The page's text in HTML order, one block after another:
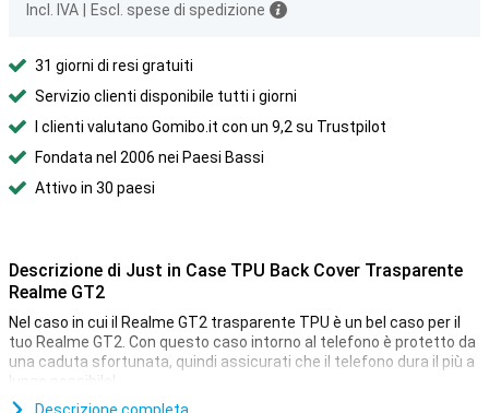
Incl. IVA Escl. spese di spedizione
31 giorni di resi gratuiti
Servizio clienti disponibile tutti i giorni
I clienti valutano Gomibo.it con un 9,2 su Trustpilot
Fondata nel 2006 nei Paesi Bassi
Attivo in 30 paesi
Descrizione di Just in Case TPU Back Cover Trasparente
Realme GT2
Nel caso in cui il Realme GT2 trasparente TPU è un bel caso per il
tuo Realme GT2. Con questo caso intorno al telefono è protetto da
una caduta sfortunata, quindi assicurati che il telefono dura il più a
lungo possibile!